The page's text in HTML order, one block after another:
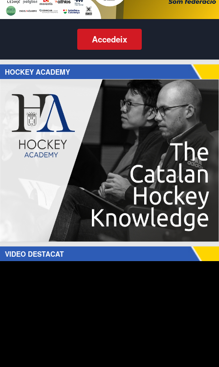
Accedeix
HOCKEY ACADEMY
VIDEO DESTACAT